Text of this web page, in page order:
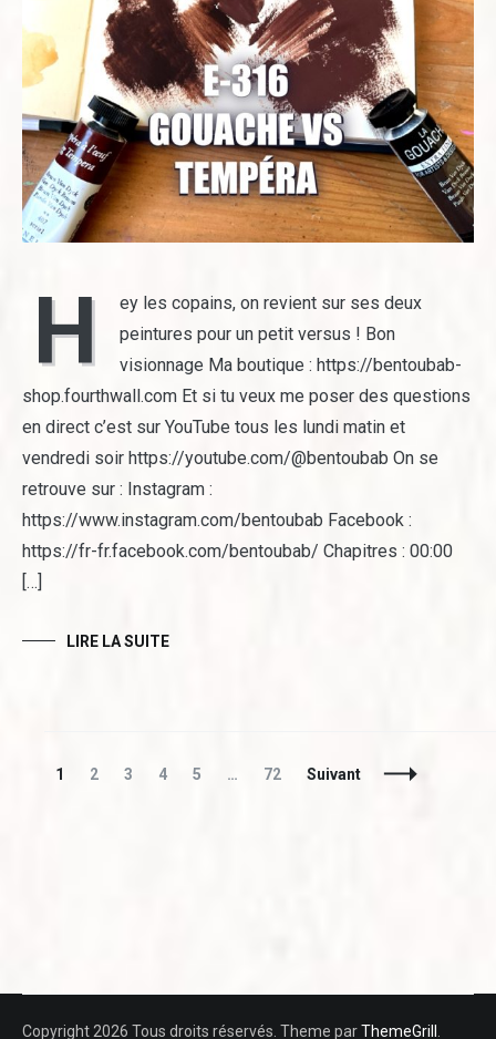
H
ey les copains, on revient sur ses deux
peintures pour un petit versus ! Bon
visionnage Ma boutique : https://bentoubab-
shop.fourthwall.com Et si tu veux me poser des questions
en direct c’est sur YouTube tous les lundi matin et
vendredi soir https://youtube.com/@bentoubab On se
retrouve sur : Instagram :
https://www.instagram.com/bentoubab Facebook :
https://fr-fr.facebook.com/bentoubab/ Chapitres : 00:00
[…]
LIRE LA SUITE
Navigation
Page
1 Page
2 Page
3 Page
4 Page
5 … Page
72 Suivant
Copyright 2026 Tous droits réservés. Theme parThemeGrill .